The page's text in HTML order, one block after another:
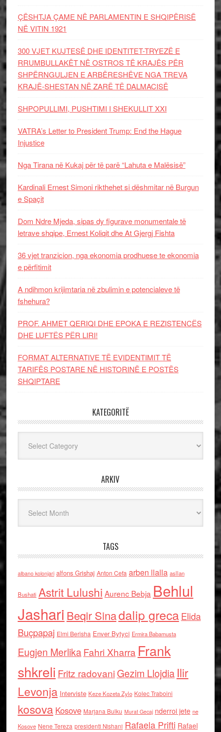
ÇËSHTJA ÇAME NË PARLAMENTIN E SHQIPËRISË
NË VITIN 1921
300 VJET KUJTESË DHE IDENTITET-TRYEZË E
RRUMBULLAKËT NË OSTROS TË KRAJËS PËR
SHPËRNGULJEN E ARBËRESHËVE NGA TREVA
KRAJË-SHESTAN NË ZARË TË DALMACISË
SHPOPULLIMI, PUSHTIMI I SHEKULLIT XXI
VATRA’s Letter to President Trump: End the Hague
Injustice
Nga Tirana në Kukaj për të parë “Lahuta e Malësisë”
Kardinali Ernest Simoni rikthehet si dëshmitar në Burgun
e Spaçit
Dom Ndre Mjeda, sipas dy figurave monumentale të
letrave shqipe, Ernest Koliqit dhe At Gjergj Fishta
36 vjet tranzicion, nga ekonomia prodhuese te ekonomia
e përfitimit
A ndihmon krijimtaria në zbulimin e potencialeve të
fshehura?
PROF. AHMET QERIQI DHE EPOKA E REZISTENCЁS
DHE LUFTЁS PЁR LIRI!
FORMAT ALTERNATIVE TË EVIDENTIMIT TË
TARIFËS POSTARE NË HISTORINË E POSTËS
SHQIPTARE
KATEGORITË
ARKIV
TAGS
albano kolonjari alfons Grishaj Anton Cefa arben llalla asllan
Bushati Astrit Lulushi Aurenc Bebja Behlul
Jashari Beqir Sinadalip grecaElida
Buçpapaj Elmi Berisha Enver Bytyci Ermira Babamusta
Eugjen MerlikaFahri Xharra Frank
shkreli Fritz radovaniGezim Llojdia Ilir
Levonja Interviste Keze Kozeta Zylo Kolec Traboini
kosova Kosove Marjana Bulku Murat Gecaj nderroi jete ne
Kosove Nene Tereza presidenti Nishani Rafaela Prifti Rafael